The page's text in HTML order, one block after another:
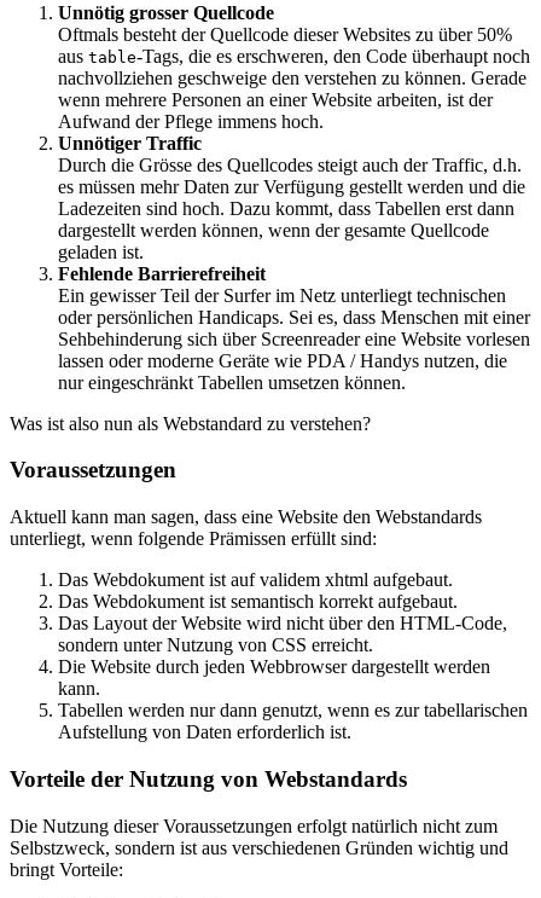
Unnötig grosser Quellcode
Oftmals besteht der Quellcode dieser Websites zu über 50%
aus table-Tags, die es erschweren, den Code überhaupt noch
nachvollziehen geschweige den verstehen zu können. Gerade
wenn mehrere Personen an einer Website arbeiten, ist der
Aufwand der Pflege immens hoch.
Unnötiger Traffic
Durch die Grösse des Quellcodes steigt auch der Traffic, d.h.
es müssen mehr Daten zur Verfügung gestellt werden und die
Ladezeiten sind hoch. Dazu kommt, dass Tabellen erst dann
dargestellt werden können, wenn der gesamte Quellcode
geladen ist.
Fehlende Barrierefreiheit
Ein gewisser Teil der Surfer im Netz unterliegt technischen
oder persönlichen Handicaps. Sei es, dass Menschen mit einer
Sehbehinderung sich über Screenreader eine Website vorlesen
lassen oder moderne Geräte wie PDA / Handys nutzen, die
nur eingeschränkt Tabellen umsetzen können.
Was ist also nun als Webstandard zu verstehen?
Voraussetzungen
Aktuell kann man sagen, dass eine Website den Webstandards
unterliegt, wenn folgende Prämissen erfüllt sind:
Das Webdokument ist auf validem xhtml aufgebaut.
Das Webdokument ist semantisch korrekt aufgebaut.
Das Layout der Website wird nicht über den HTML-Code,
sondern unter Nutzung von CSS erreicht.
Die Website durch jeden Webbrowser dargestellt werden
kann.
Tabellen werden nur dann genutzt, wenn es zur tabellarischen
Aufstellung von Daten erforderlich ist.
Vorteile der Nutzung von Webstandards
Die Nutzung dieser Voraussetzungen erfolgt natürlich nicht zum
Selbstzweck, sondern ist aus verschiedenen Gründen wichtig und
bringt Vorteile: